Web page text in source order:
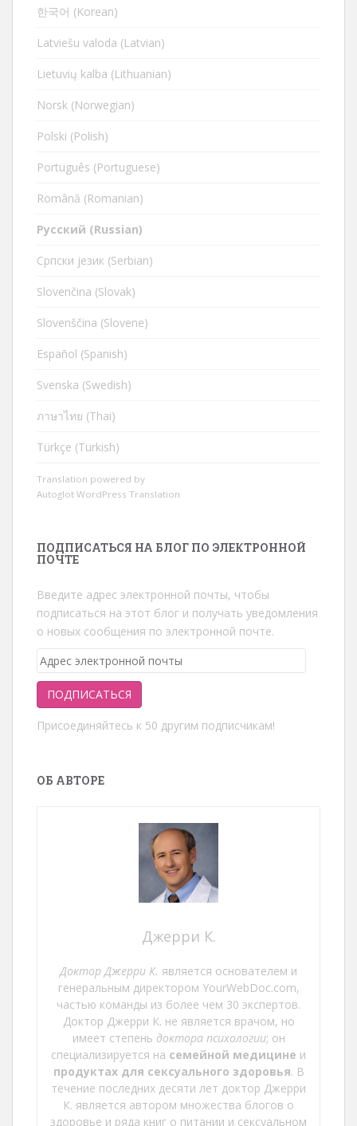
한국어 (Korean)
Latviešu valoda (Latvian)
Lietuvių kalba (Lithuanian)
Norsk (Norwegian)
Polski (Polish)
Português (Portuguese)
Română (Romanian)
Русский (Russian)
Cрпски језик (Serbian)
Slovenčina (Slovak)
Slovenščina (Slovene)
Español (Spanish)
Svenska (Swedish)
ภาษาไทย (Thai)
Türkçe (Turkish)
Translation powered by
Autoglot WordPress Translation
ПОДПИСАТЬСЯ НА БЛОГ ПО ЭЛЕКТРОННОЙ
ПОЧТЕ
Введите адрес электронной почты, чтобы
подписаться на этот блог и получать уведомления
о новых сообщения по электронной почте.
Адрес
почты
ПОДПИСАТЬСЯ
Присоединяйтесь к 50 другим подписчикам!
ОБ АВТОРЕ
Джерри К.
Доктор Джерри К. является основателем и
генеральным директором YourWebDoc.com,
частью команды из более чем 30 экспертов.
Доктор Джерри К. не является врачом, но
имеет степень доктора психологии; он
специализируется на семейной медицине и
продуктах для сексуального здоровья. В
течение последних десяти лет доктор Джерри
К. является автором множества блогов о
здоровье и ряда книг о питании и сексуальном